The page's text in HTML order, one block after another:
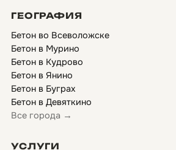
ГЕОГРАФИЯ
Бетон во Всеволожске
Бетон в Мурино
Бетон в Кудрово
Бетон в Янино
Бетон в Буграх
Бетон в Девяткино
Все города →
УСЛУГИ